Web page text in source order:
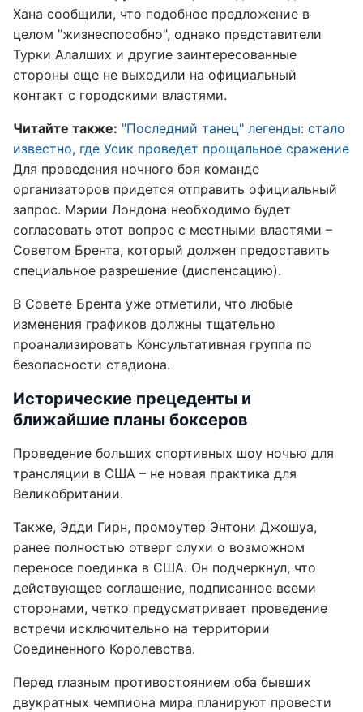
Хана сообщили, что подобное предложение в
целом "жизнеспособно", однако представители
Турки Алалших и другие заинтересованные
стороны еще не выходили на официальный
контакт с городскими властями.
Читайте также: "Последний танец" легенды: стало
известно, где Усик проведет прощальное сражение
Для проведения ночного боя команде
организаторов придется отправить официальный
запрос. Мэрии Лондона необходимо будет
согласовать этот вопрос с местными властями –
Советом Брента, который должен предоставить
специальное разрешение (диспенсацию).
В Совете Брента уже отметили, что любые
изменения графиков должны тщательно
проанализировать Консультативная группа по
безопасности стадиона.
Исторические прецеденты и
ближайшие планы боксеров
Проведение больших спортивных шоу ночью для
трансляции в США – не новая практика для
Великобритании.
Также, Эдди Гирн, промоутер Энтони Джошуа,
ранее полностью отверг слухи о возможном
переносе поединка в США. Он подчеркнул, что
действующее соглашение, подписанное всеми
сторонами, четко предусматривает проведение
встречи исключительно на территории
Соединенного Королевства.
Перед глазным противостоянием оба бывших
двукратных чемпиона мира планируют провести